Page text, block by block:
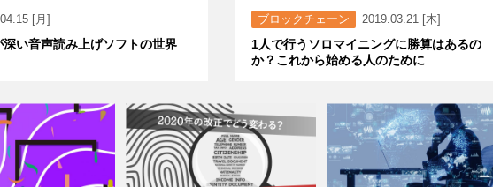
[月]
深い音声読み上げソフトの世界
ブロックチェーン 2019.03.21 [木]
1人で行うソロマイニングに勝算はあるの
か？これから始める人のために